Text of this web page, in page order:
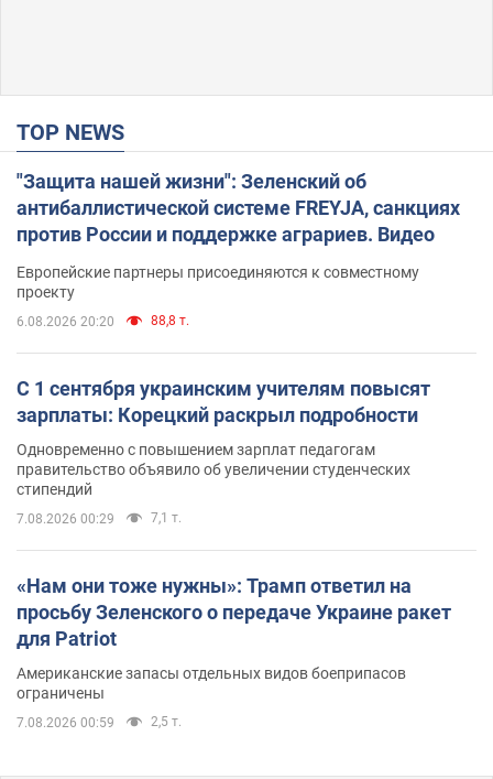
TOP NEWS
"Защита нашей жизни": Зеленский об
антибаллистической системе FREYJA, санкциях
против России и поддержке аграриев. Видео
Европейские партнеры присоединяются к совместному
проекту
6.08.2026 20:20 88,8 т.
С 1 сентября украинским учителям повысят
зарплаты: Корецкий раскрыл подробности
Одновременно с повышением зарплат педагогам
правительство объявило об увеличении студенческих
стипендий
7.08.2026 00:29 7,1 т.
«Нам они тоже нужны»: Трамп ответил на
просьбу Зеленского о передаче Украине ракет
для Patriot
Американские запасы отдельных видов боеприпасов
ограничены
7.08.2026 00:59 2,5 т.